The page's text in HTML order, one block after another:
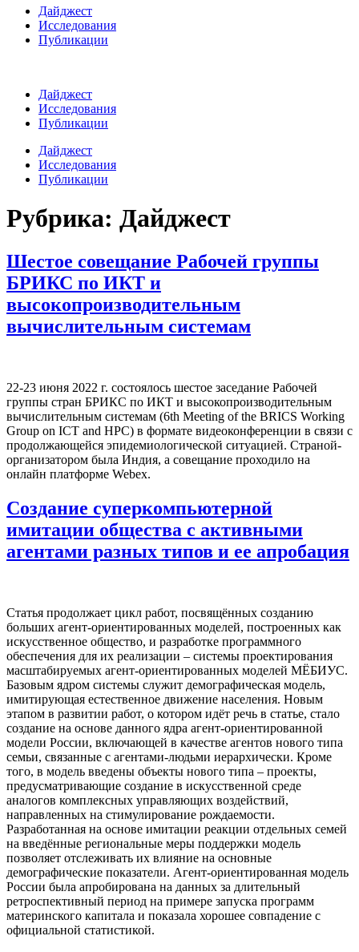
Дайджест
Исследования
Публикации
Дайджест
Исследования
Публикации
Дайджест
Исследования
Публикации
Рубрика: Дайджест
Шестое совещание Рабочей группы
БРИКС по ИКТ и
высокопроизводительным
вычислительным системам
22-23 июня 2022 г. состоялось шестое заседание Рабочей
группы стран БРИКС по ИКТ и высокопроизводительным
вычислительным системам (6th Meeting of the BRICS Working
Group on ICT and HPC) в формате видеоконференции в связи с
продолжающейся эпидемиологической ситуацией. Страной-
организатором была Индия, а совещание проходило на
онлайн платформе Webex.
Создание суперкомпьютерной
имитации общества с активными
агентами разных типов и ее апробация
Статья продолжает цикл работ, посвящённых созданию
больших агент-ориентированных моделей, построенных как
искусственное общество, и разработке программного
обеспечения для их реализации – системы проектирования
масштабируемых агент-ориентированных моделей МЁБИУС.
Базовым ядром системы служит демографическая модель,
имитирующая естественное движение населения. Новым
этапом в развитии работ, о котором идёт речь в статье, стало
создание на основе данного ядра агент-ориентированной
модели России, включающей в качестве агентов нового типа
семьи, связанные с агентами-людьми иерархически. Кроме
того, в модель введены объекты нового типа – проекты,
предусматривающие создание в искусственной среде
аналогов комплексных управляющих воздействий,
направленных на стимулирование рождаемости.
Разработанная на основе имитации реакции отдельных семей
на введённые региональные меры поддержки модель
позволяет отслеживать их влияние на основные
демографические показатели. Агент-ориентированная модель
России была апробирована на данных за длительный
ретроспективный период на примере запуска программ
материнского капитала и показала хорошее совпадение с
официальной статистикой.